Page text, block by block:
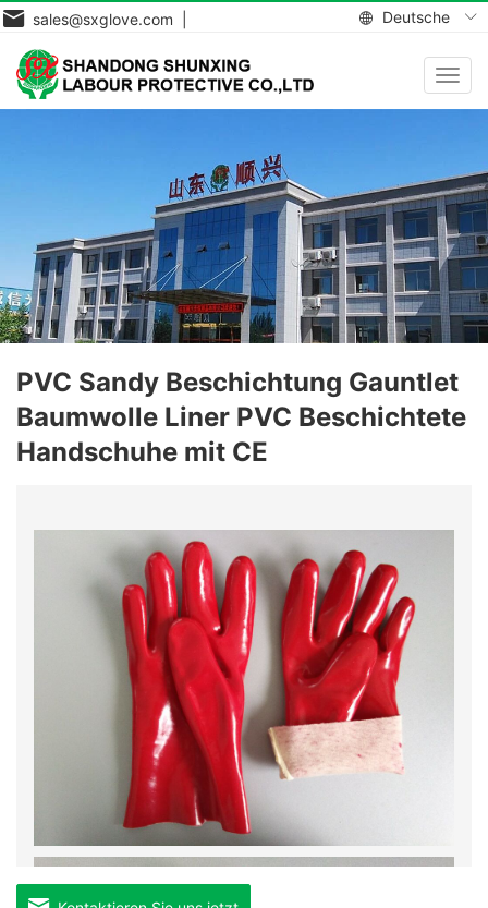
Deutsche
sales@sxglove.com |
PVC Sandy Beschichtung Gauntlet
Baumwolle Liner PVC Beschichtete
Handschuhe mit CE